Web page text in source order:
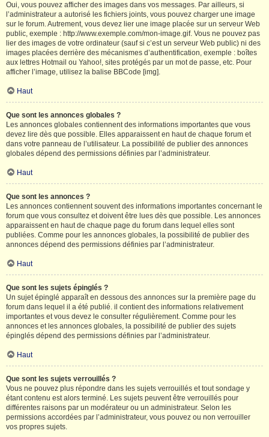
Oui, vous pouvez afficher des images dans vos messages. Par ailleurs, si
l’administrateur a autorisé les fichiers joints, vous pouvez charger une image
sur le forum. Autrement, vous devez lier une image placée sur un serveur Web
public, exemple : http://www.exemple.com/mon-image.gif. Vous ne pouvez pas
lier des images de votre ordinateur (sauf si c’est un serveur Web public) ni des
images placées derrière des mécanismes d’authentification, exemple : boîtes
aux lettres Hotmail ou Yahoo!, sites protégés par un mot de passe, etc. Pour
afficher l’image, utilisez la balise BBCode [img].
Haut
Que sont les annonces globales ?
Les annonces globales contiennent des informations importantes que vous
devez lire dès que possible. Elles apparaissent en haut de chaque forum et
dans votre panneau de l’utilisateur. La possibilité de publier des annonces
globales dépend des permissions définies par l’administrateur.
Haut
Que sont les annonces ?
Les annonces contiennent souvent des informations importantes concernant le
forum que vous consultez et doivent être lues dès que possible. Les annonces
apparaissent en haut de chaque page du forum dans lequel elles sont
publiées. Comme pour les annonces globales, la possibilité de publier des
annonces dépend des permissions définies par l’administrateur.
Haut
Que sont les sujets épinglés ?
Un sujet épinglé apparaît en dessous des annonces sur la première page du
forum dans lequel il a été publié. il contient des informations relativement
importantes et vous devez le consulter régulièrement. Comme pour les
annonces et les annonces globales, la possibilité de publier des sujets
épinglés dépend des permissions définies par l’administrateur.
Haut
Que sont les sujets verrouillés ?
Vous ne pouvez plus répondre dans les sujets verrouillés et tout sondage y
étant contenu est alors terminé. Les sujets peuvent être verrouillés pour
différentes raisons par un modérateur ou un administrateur. Selon les
permissions accordées par l’administrateur, vous pouvez ou non verrouiller
vos propres sujets.